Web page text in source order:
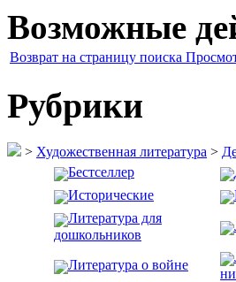
Возможные
Возврат на страницу поиска
Рубрики
> Художественная литература >
Бестселлер
Исторические
Литература для
дошкольников
Литература о войне